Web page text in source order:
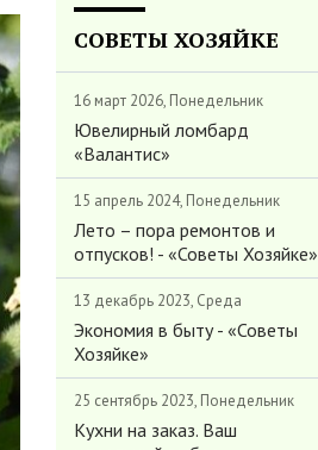
СОВЕТЫ ХОЗЯЙКЕ
16 март 2026, Понедельник
Ювелирный ломбард
«Валантис»
15 апрель 2024, Понедельник
Лето – пора ремонтов и
отпусков! - «Советы Хозяйке»
13 декабрь 2023, Среда
Экономия в быту - «Советы
Хозяйке»
25 сентябрь 2023, Понедельник
Кухни на заказ. Ваш